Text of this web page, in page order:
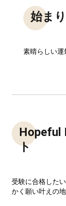
始ま
素晴らしい
Hopeful
ト
受験に合格した
かく願い叶えの地